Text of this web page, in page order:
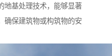
地基处理技术，能够显著
确保建筑物或构筑物的安